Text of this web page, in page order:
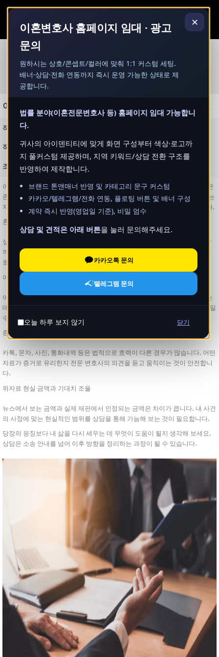
✕
이혼변호사 홈페이지 임대 · 광고
문의
원하시는 상호/콘셉트/컬러에 맞춰 1:1 커스텀 세팅.
배너·상담·전화 연동까지 즉시 운영 가능한 상태로 제
공합니다.
법률 분야(이혼전문변호사 등) 홈페이지 임대 가능합니
다.
귀사의 아이덴티티에 맞게 화면 구성부터 색상·로고까
지 풀커스텀 제공하며, 지역 키워드/상담 전환 구조를
반영하여 제작합니다.
브랜드 톤앤매너 반영 및 카테고리 문구 커스텀
카카오/텔레그램/전화 연동, 플로팅 버튼 및 배너 구성
계약 즉시 반영(영업일 기준), 비밀 엄수
상담 및 견적은 아래 버튼을 눌러 문의해주세요.
카카오톡 문의
텔레그램 문의
오늘 하루 보지 않기 닫기
법률서비스 안내
이혼상담 전 상간녀위자료소송, 혼자 고민하지 마세요
작성자
작성일 2025-11-17 17:47
조회 171
이혼상담을 앞두고 상간녀위자료소송까지 혼자 끙끙 앓고 계신가요? 감정은
존중하되 법적으로 무엇을 준비해야 하는지, 어떤 증거가 실제로 도움이 되는
지 차분히 짚어드리고 상황에 맞는 현실적인 대응 전략을 함께 찾아드립니다.
혼자 감당하기 힘든 감정부터 정리하기
상간녀위자료소송은 분노와 상처가 크기 때문에 혼자 끌어안고 있으면 일상
까지 무너질 수 있습니다. 감정을 정리할 수 있는 창구를 하나 만드는 것만으
로도 부담이 줄어듭니다.
이혼상담과 상간녀 문제를 함께 해야 하는 이유
이혼을 고민한다면 상간녀 문제까지 함께 털어놓는 것이 전체 전략을 세우는
데 유리합니다. 위자료 청구 방향과 이혼 여부를 동시에 고려해야 손해를 줄일
수 있습니다.
증거 수집의 기본
카톡, 문자, 사진, 통화내역 등은 법적으로 효력이 다른 경우가 많습니다. 어떤
자료가 증거로 유리한지 전문 변호사의 의견을 듣고 움직이는 것이 안전합니
다.
위자료 현실 금액과 기대치 조율
뉴스에서 보는 금액과 실제 재판에서 인정되는 금액은 차이가 큽니다. 내 사건
의 사정에 맞는 현실적인 범위를 상담을 통해 가늠해 보는 것이 필요합니다.
당장의 응징보다 내 삶을 다시 세우는 데 무엇이 도움이 될지 생각해 보세요.
상담은 소송 안내를 넘어 이후 방향을 정리하는 과정이 될 수 있습니다.